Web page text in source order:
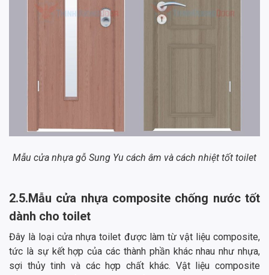
Mẫu cửa nhựa gỗ Sung Yu cách âm và cách nhiệt tốt toilet
2.5.Mẫu cửa nhựa composite chống nước tốt
dành cho toilet
Đây là loại cửa nhựa toilet được làm từ vật liệu composite,
tức là sự kết hợp của các thành phần khác nhau như nhựa,
sợi thủy tinh và các hợp chất khác. Vật liệu composite